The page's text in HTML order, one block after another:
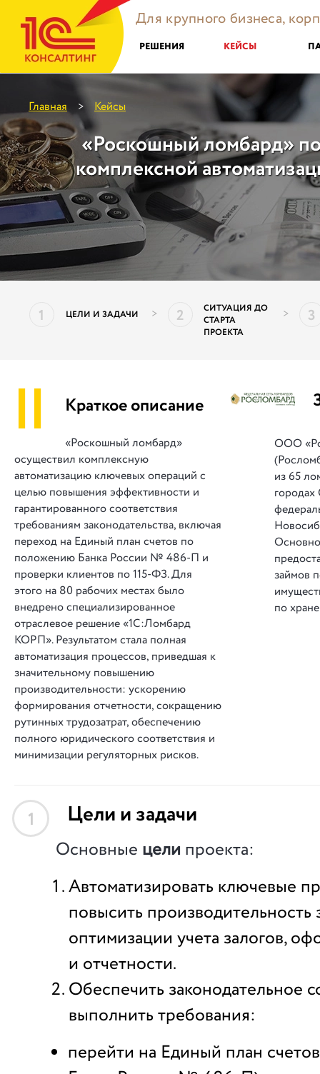
Для крупного бизнеса,
РЕШЕНИЯ КЕЙСЫ
Главная > Кейсы
«Роскошный ломбард»
комплексной
1 ЦЕЛИ И ЗАДАЧИ > 2
СИТУАЦИЯ ДО
СТАРТА
ПРОЕКТА
> 3
|| Краткое описание
«Роскошный ломбард»
осуществил комплексную
автоматизацию ключевых операций с
целью повышения эффективности и
гарантированного соответствия
требованиям законодательства, включая
переход на Единый план счетов по
положению Банка России № 486-П и
проверки клиентов по 115-ФЗ. Для
этого на 80 рабочих местах было
внедрено специализированное
отраслевое решение «1С:Ломбард
КОРП». Результатом стала полная
автоматизация процессов, приведшая к
значительному повышению
производительности: ускорению
формирования отчетности, сокращению
рутинных трудозатрат, обеспечению
полного юридического соответствия и
минимизации регуляторных рисков.
ООО
из 65
займов
по
1 Цели и задачи
Основные цели проекта:
Автоматизировать ключевые
повысить производительность
оптимизации учета залогов,
и отчетности.
Обеспечить законодательное
выполнить требования:
перейти на Единый план